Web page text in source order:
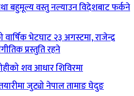
बहुमूल्य वस्तु नल्याउन विदेशबाट फर्कने
भेटघाट २३ अगस्टमा, राजेन्द्र
प्रस्तुति रहने
शव आधार शिविरमा
जुट्यो नेपाल तामाङ घेदुङ